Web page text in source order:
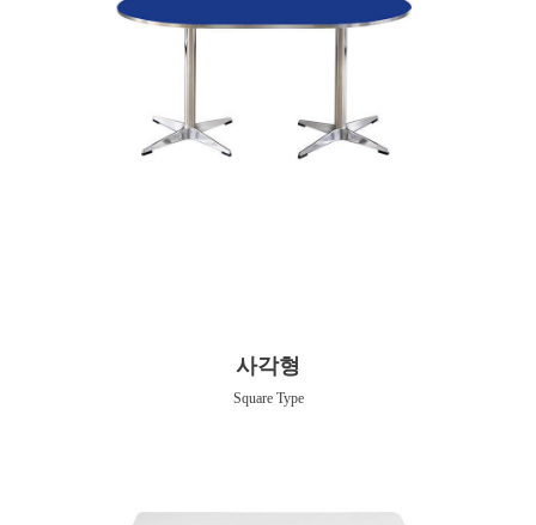
사각형
Square Type